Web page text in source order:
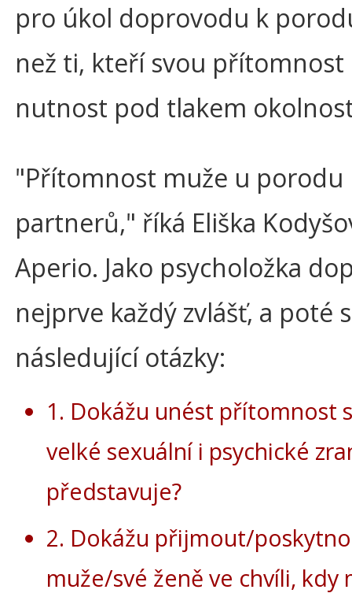
pro úkol doprovodu k
než ti, kteří svou
nutnost pod tlakem
"Přítomnost muže u
partnerů," říká Eliška
Aperio. Jako psycholožka
nejprve každý zvlášť, a poté
následující otázky:
1. Dokážu unést přítomnost
velké sexuální i psychické
představuje?
2. Dokážu přijmout/
muže/své ženě ve chvíli,